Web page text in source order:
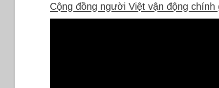
Cộng đồng người Việt vận động chính